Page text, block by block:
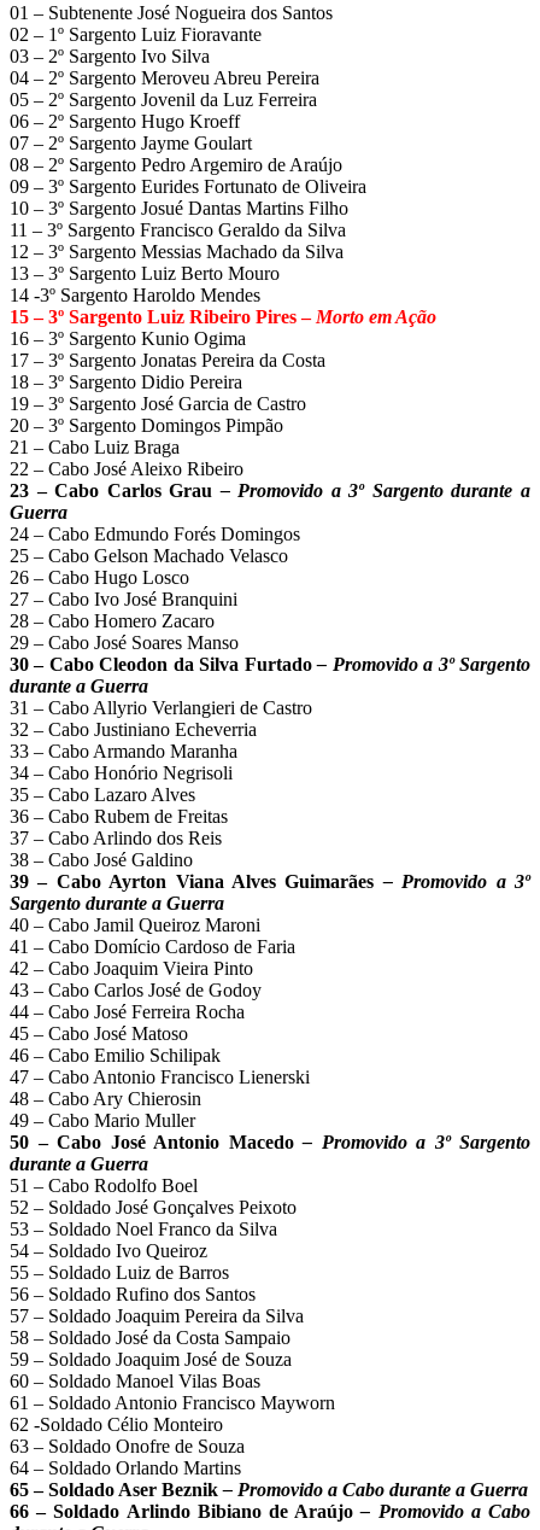
01 – Subtenente José Nogueira dos Santos
02 – 1º Sargento Luiz Fioravante
03 – 2º Sargento Ivo Silva
04 – 2º Sargento Meroveu Abreu Pereira
05 – 2º Sargento Jovenil da Luz Ferreira
06 – 2º Sargento Hugo Kroeff
07 – 2º Sargento Jayme Goulart
08 – 2º Sargento Pedro Argemiro de Araújo
09 – 3º Sargento Eurides Fortunato de Oliveira
10 – 3º Sargento Josué Dantas Martins Filho
11 – 3º Sargento Francisco Geraldo da Silva
12 – 3º Sargento Messias Machado da Silva
13 – 3º Sargento Luiz Berto Mouro
14 -3º Sargento Haroldo Mendes
15 – 3º Sargento Luiz Ribeiro Pires – Morto em Ação
16 – 3º Sargento Kunio Ogima
17 – 3º Sargento Jonatas Pereira da Costa
18 – 3º Sargento Didio Pereira
19 – 3º Sargento José Garcia de Castro
20 – 3º Sargento Domingos Pimpão
21 – Cabo Luiz Braga
22 – Cabo José Aleixo Ribeiro
23 – Cabo Carlos Grau– Promovido a 3º Sargento durante a
Guerra
24 – Cabo Edmundo Forés Domingos
25 – Cabo Gelson Machado Velasco
26 – Cabo Hugo Losco
27 – Cabo Ivo José Branquini
28 – Cabo Homero Zacaro
29 – Cabo José Soares Manso
30 – Cabo Cleodon da Silva Furtado– Promovido a 3º Sargento
durante a Guerra
31 – Cabo Allyrio Verlangieri de Castro
32 – Cabo Justiniano Echeverria
33 – Cabo Armando Maranha
34 – Cabo Honório Negrisoli
35 – Cabo Lazaro Alves
36 – Cabo Rubem de Freitas
37 – Cabo Arlindo dos Reis
38 – Cabo José Galdino
39 – Cabo Ayrton Viana Alves Guimarães– Promovido a 3º
Sargento durante a Guerra
40 – Cabo Jamil Queiroz Maroni
41 – Cabo Domício Cardoso de Faria
42 – Cabo Joaquim Vieira Pinto
43 – Cabo Carlos José de Godoy
44 – Cabo José Ferreira Rocha
45 – Cabo José Matoso
46 – Cabo Emilio Schilipak
47 – Cabo Antonio Francisco Lienerski
48 – Cabo Ary Chierosin
49 – Cabo Mario Muller
50 – Cabo José Antonio Macedo– Promovido a 3º Sargento
durante a Guerra
51 – Cabo Rodolfo Boel
52 – Soldado José Gonçalves Peixoto
53 – Soldado Noel Franco da Silva
54 – Soldado Ivo Queiroz
55 – Soldado Luiz de Barros
56 – Soldado Rufino dos Santos
57 – Soldado Joaquim Pereira da Silva
58 – Soldado José da Costa Sampaio
59 – Soldado Joaquim José de Souza
60 – Soldado Manoel Vilas Boas
61 – Soldado Antonio Francisco Mayworn
62 -Soldado Célio Monteiro
63 – Soldado Onofre de Souza
64 – Soldado Orlando Martins
65 – Soldado Aser Beznik– Promovido a Cabo durante a Guerra
66 – Soldado Arlindo Bibiano de Araújo– Promovido a Cabo